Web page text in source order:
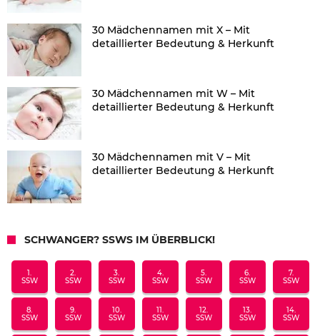
30 Mädchennamen mit X – Mit
detaillierter Bedeutung & Herkunft
30 Mädchennamen mit W – Mit
detaillierter Bedeutung & Herkunft
30 Mädchennamen mit V – Mit
detaillierter Bedeutung & Herkunft
SCHWANGER? SSWS IM ÜBERBLICK!
1.
SSW
2.
SSW
3.
SSW
4.
SSW
5.
SSW
6.
SSW
7.
SSW
8.
SSW
9.
SSW
10.
SSW
11.
SSW
12.
SSW
13.
SSW
14.
SSW